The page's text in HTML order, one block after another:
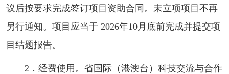
议后按要求完成签订项目资助合同。未立项项目不再
另行通知。项目应当于 2026年10月底前完成并提交项
目结题报告。
2．经费使用。省国际（港澳台）科技交流与合作